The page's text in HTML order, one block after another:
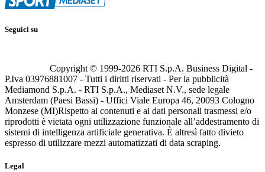
Seguici su
Copyright © 1999-2026 RTI S.p.A. Business Digital -
P.Iva 03976881007 - Tutti i diritti riservati - Per la pubblicità
Mediamond S.p.A. - RTI S.p.A., Mediaset N.V., sede legale
Amsterdam (Paesi Bassi) - Uffici Viale Europa 46, 20093 Cologno
Monzese (MI)Rispetto ai contenuti e ai dati personali trasmessi e/o
riprodotti è vietata ogni utilizzazione funzionale all’addestramento di
sistemi di intelligenza artificiale generativa. È altresì fatto divieto
espresso di utilizzare mezzi automatizzati di data scraping.
Legal